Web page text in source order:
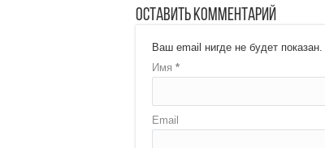
Оставить комментарий
Ваш email нигде не будет показан.
Имя *
Email